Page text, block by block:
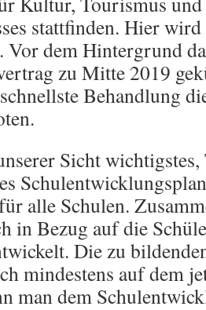
stattfinden. Hier
Vor dem Hintergrund
zu Mitte 2019
Behandlung
Sicht
alle Schulen.
in Bezug auf die
Die zu
mindestens auf dem
man dem